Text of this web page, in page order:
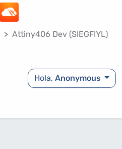
Attiny406 Dev (SIEGFIYL)
Hola,Anonymous